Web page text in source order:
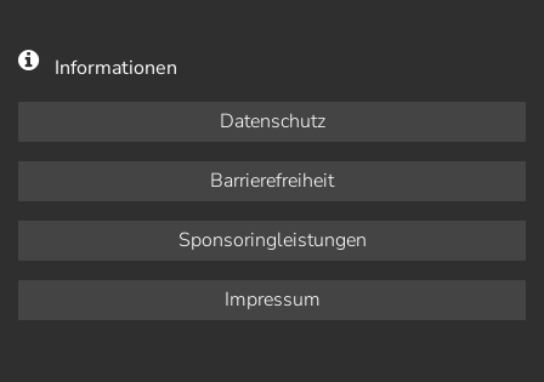
Informationen
Datenschutz
Barrierefreiheit
Sponsoringleistungen
Impressum